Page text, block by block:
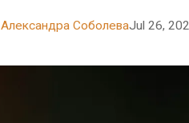
Александра СоболеваJul 26,